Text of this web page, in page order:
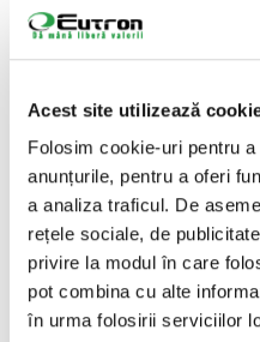
Acest site utilizează
Folosim cookie-uri pentru
anunțurile, pentru a oferi
a analiza traficul. De
rețele sociale, de
privire la modul în care
pot combina cu alte
în urma folosirii serviciilor
PROCESE RETAIL
Zona de Vânzare
Cântare
Case de Marcat și
Soluții de Self-
Amenajare Spațiu
Scanner Avocado